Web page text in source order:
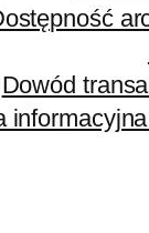
Dowód